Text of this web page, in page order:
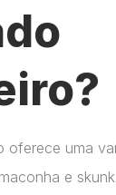
oferece uma
e